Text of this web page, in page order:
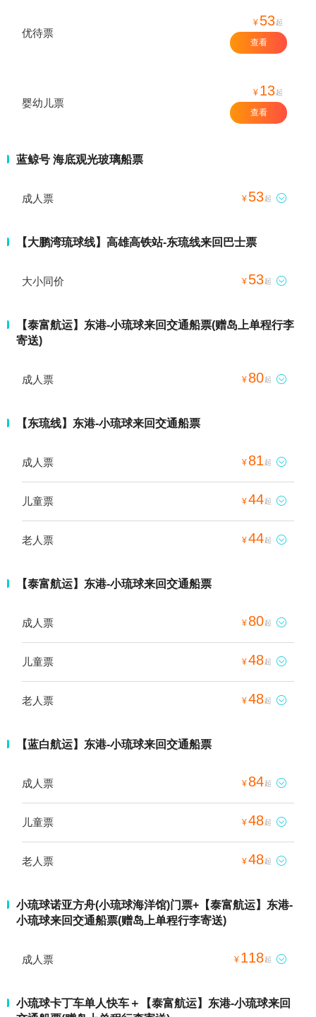
优待票
¥ 53起
查看
婴幼儿票
¥ 13起
查看
蓝鲸号 海底观光玻璃船票
成人票 ¥ 53起 
【大鹏湾琉球线】高雄高铁站-东琉线来回巴士票
大小同价 ¥ 53起 
【泰富航运】东港-小琉球来回交通船票(赠岛上单程行李
寄送)
成人票 ¥ 80起 
【东琉线】东港-小琉球来回交通船票
成人票 ¥ 81 起 
儿童票 ¥44起 
老人票 ¥44起 
【泰富航运】东港-小琉球来回交通船票
成人票 ¥ 80起 
儿童票 ¥48起 
老人票 ¥48起 
【蓝白航运】东港-小琉球来回交通船票
成人票 ¥ 84起 
儿童票 ¥48起 
老人票 ¥48起 
小琉球诺亚方舟(小琉球海洋馆)门票+【泰富航运】东港-
小琉球来回交通船票(赠岛上单程行李寄送)
成人票 ¥ 118起 
小琉球卡丁车单人快车＋【泰富航运】东港-小琉球来回